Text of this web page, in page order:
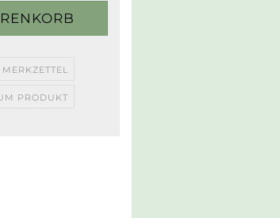
PRODUKT